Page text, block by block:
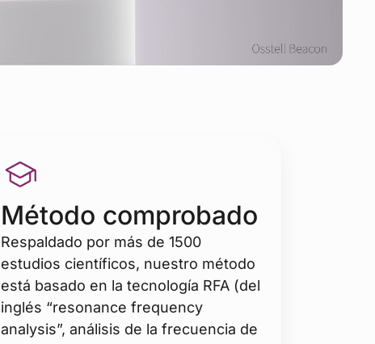
Método comprobado
Respaldado por más de 1500
estudios científicos, nuestro método
está basado en la tecnología RFA (del
inglés “resonance frequency
analysis”, análisis de la frecuencia de